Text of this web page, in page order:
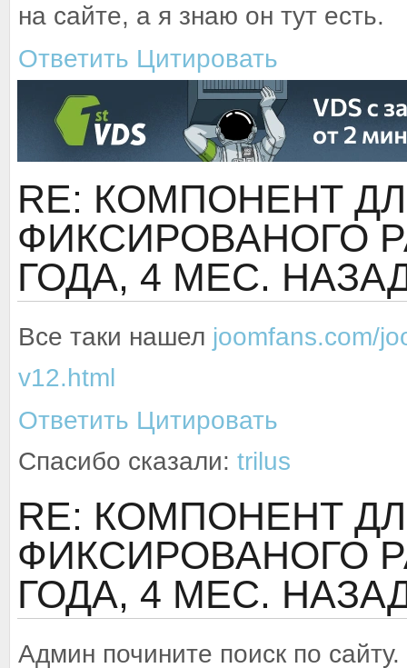
на сайте, а я знаю он тут есть.
Ответить Цитировать
RE: КОМПОНЕНТ
ФИКСИРОВАНОГО
ГОДА, 4 МЕС.
Все таки нашел joomfans.com/
v12.html
Ответить Цитировать
Спасибо сказали: trilus
RE: КОМПОНЕНТ
ФИКСИРОВАНОГО
ГОДА, 4 МЕС.
Админ почините поиск по